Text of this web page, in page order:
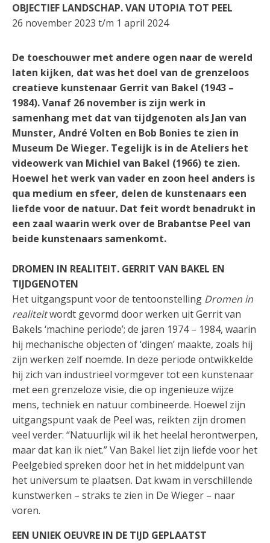
OBJECTIEF LANDSCHAP. VAN UTOPIA TOT PEEL
26 november 2023 t/m 1 april 2024
De toeschouwer met andere ogen naar de wereld
laten kijken, dat was het doel van de grenzeloos
creatieve kunstenaar Gerrit van Bakel (1943 –
1984). Vanaf 26 november is zijn werk in
samenhang met dat van tijdgenoten als Jan van
Munster, André Volten en Bob Bonies te zien in
Museum De Wieger. Tegelijk is in de Ateliers het
videowerk van Michiel van Bakel (1966) te zien.
Hoewel het werk van vader en zoon heel anders is
qua medium en sfeer, delen de kunstenaars een
liefde voor de natuur. Dat feit wordt benadrukt in
een zaal waarin werk over de Brabantse Peel van
beide kunstenaars samenkomt.
DROMEN IN REALITEIT. GERRIT VAN BAKEL EN
TIJDGENOTEN
Het uitgangspunt voor de tentoonstelling Dromen in
realiteitwordt gevormd door werken uit Gerrit van
Bakels ‘machine periode’; de jaren 1974 – 1984, waarin
hij mechanische objecten of ‘dingen’ maakte, zoals hij
zijn werken zelf noemde. In deze periode ontwikkelde
hij zich van industrieel vormgever tot een kunstenaar
met een grenzeloze visie, die op ingenieuze wijze
mens, techniek en natuur combineerde. Hoewel zijn
uitgangspunt vaak de Peel was, reikten zijn dromen
veel verder: “Natuurlijk wil ik het heelal herontwerpen,
maar dat kan ik niet.” Van Bakel liet zijn liefde voor het
Peelgebied spreken door het in het middelpunt van
het universum te plaatsen. Dat kwam in verschillende
kunstwerken – straks te zien in De Wieger – naar
voren.
EEN UNIEK OEUVRE IN DE TIJD GEPLAATST